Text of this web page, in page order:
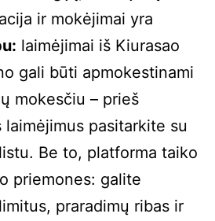
ir mokėjimai yra
laimėjimai iš Kiurasao
gali būti apmokestinami
mokesčiu – prieš
pasitarkite su
Be to, platforma taiko
priemones: galite
praradimų ribas ir